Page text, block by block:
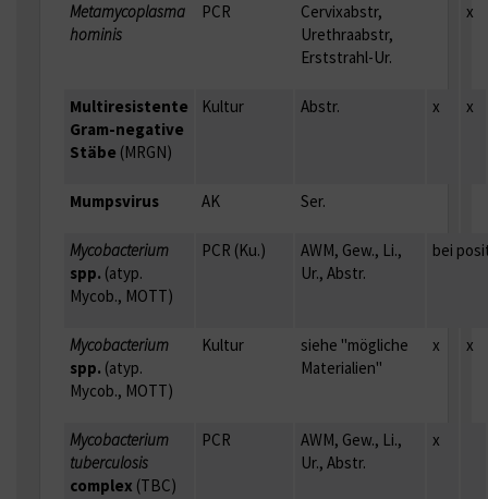
Metamycoplasma
hominis
PCR
Cervixabstr,
Urethraabstr,
Erststrahl-Ur.
x
Multiresistente
Gram-negative
Stäbe (MRGN)
Kultur Abstr. x x
Mumpsvirus AK Ser.
Mycobacterium
spp. (atyp.
Mycob., MOTT)
PCR (Ku.)
AWM, Gew., Li.,
Ur., Abstr.
bei
Mycobacterium
spp. (atyp.
Mycob., MOTT)
Kultur
siehe "mögliche
Materialien"
x x
Mycobacterium
tuberculosis
complex (TBC)
PCR
AWM, Gew., Li.,
Ur., Abstr.
x